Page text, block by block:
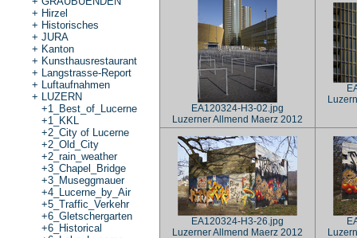
+ Hirzel
+ Historisches
+ JURA
+ Kanton
+ Kunsthausrestaurant
+ Langstrasse-Report
+ Luftaufnahmen
+ LUZERN
+1_Best_of_Lucerne
+1_KKL
+2_City of Lucerne
+2_Old_City
+2_rain_weather
+3_Chapel_Bridge
+3_Museggmauer
+4_Lucerne_by_Air
+5_Traffic_Verkehr
+6_Gletschergarten
+6_Historical
EA120324-H3-02.jpg
Luzerner Allmend Maerz 2012
EA120324-H3-26.jpg
Luzerner Allmend Maerz 2012